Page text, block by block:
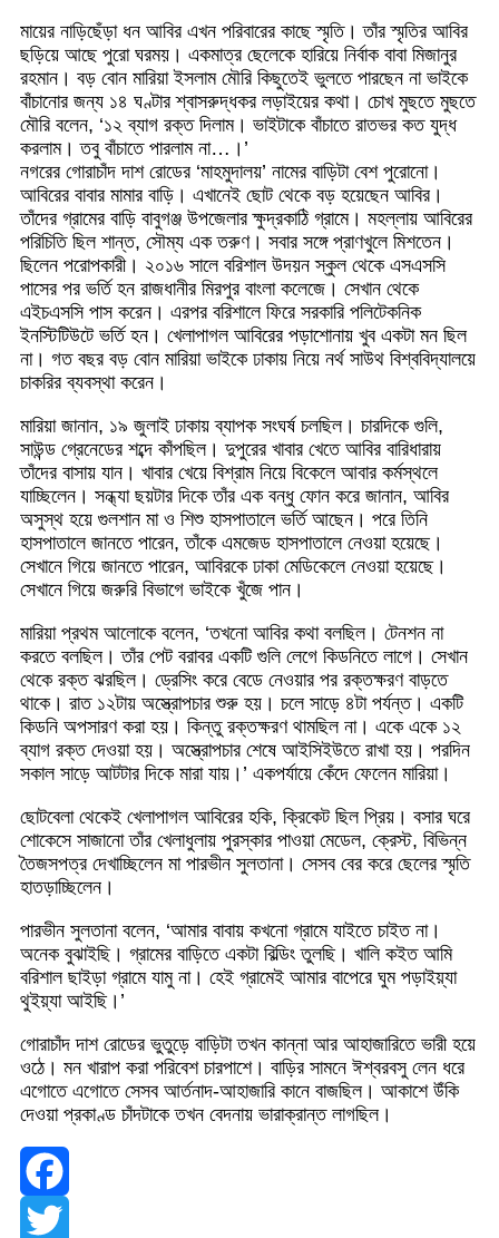
মায়ের নাড়িছেঁড়া ধন আবির এখন পরিবারের কাছে স্মৃতি। তাঁর স্মৃতির আবির
ছড়িয়ে আছে পুরো ঘরময়। একমাত্র ছেলেকে হারিয়ে নির্বাক বাবা মিজানুর
রহমান। বড় বোন মারিয়া ইসলাম মৌরি কিছুতেই ভুলতে পারছেন না ভাইকে
বাঁচানোর জন্য ১৪ ঘণ্টার শ্বাসরুদ্ধকর লড়াইয়ের কথা। চোখ মুছতে মুছতে
মৌরি বলেন, ‘১২ ব্যাগ রক্ত দিলাম। ভাইটাকে বাঁচাতে রাতভর কত যুদ্ধ
করলাম। তবু বাঁচাতে পারলাম না…।’
নগরের গোরাচাঁদ দাশ রোডের ‘মাহমুদালয়’ নামের বাড়িটা বেশ পুরোনো।
আবিরের বাবার মামার বাড়ি। এখানেই ছোট থেকে বড় হয়েছেন আবির।
তাঁদের গ্রামের বাড়ি বাবুগঞ্জ উপজেলার ক্ষুদ্রকাঠি গ্রামে। মহল্লায় আবিরের
পরিচিতি ছিল শান্ত, সৌম্য এক তরুণ। সবার সঙ্গে প্রাণখুলে মিশতেন।
ছিলেন পরোপকারী। ২০১৬ সালে বরিশাল উদয়ন স্কুল থেকে এসএসসি
পাসের পর ভর্তি হন রাজধানীর মিরপুর বাংলা কলেজে। সেখান থেকে
এইচএসসি পাস করেন। এরপর বরিশালে ফিরে সরকারি পলিটেকনিক
ইনস্টিটিউটে ভর্তি হন। খেলাপাগল আবিরের পড়াশোনায় খুব একটা মন ছিল
না। গত বছর বড় বোন মারিয়া ভাইকে ঢাকায় নিয়ে নর্থ সাউথ বিশ্ববিদ্যালয়ে
চাকরির ব্যবস্থা করেন।
মারিয়া জানান, ১৯ জুলাই ঢাকায় ব্যাপক সংঘর্ষ চলছিল। চারদিকে গুলি,
সাউন্ড গ্রেনেডের শব্দে কাঁপছিল। দুপুরের খাবার খেতে আবির বারিধারায়
তাঁদের বাসায় যান। খাবার খেয়ে বিশ্রাম নিয়ে বিকেলে আবার কর্মস্থলে
যাচ্ছিলেন। সন্ধ্যা ছয়টার দিকে তাঁর এক বন্ধু ফোন করে জানান, আবির
অসুস্থ হয়ে গুলশান মা ও শিশু হাসপাতালে ভর্তি আছেন। পরে তিনি
হাসপাতালে জানতে পারেন, তাঁকে এমজেড হাসপাতালে নেওয়া হয়েছে।
সেখানে গিয়ে জানতে পারেন, আবিরকে ঢাকা মেডিকেলে নেওয়া হয়েছে।
সেখানে গিয়ে জরুরি বিভাগে ভাইকে খুঁজে পান।
মারিয়া প্রথম আলোকে বলেন, ‘তখনো আবির কথা বলছিল। টেনশন না
করতে বলছিল। তাঁর পেট বরাবর একটি গুলি লেগে কিডনিতে লাগে। সেখান
থেকে রক্ত ঝরছিল। ড্রেসিং করে বেডে নেওয়ার পর রক্তক্ষরণ বাড়তে
থাকে। রাত ১২টায় অস্ত্রোপচার শুরু হয়। চলে সাড়ে ৪টা পর্যন্ত। একটি
কিডনি অপসারণ করা হয়। কিন্তু রক্তক্ষরণ থামছিল না। একে একে ১২
ব্যাগ রক্ত দেওয়া হয়। অস্ত্রোপচার শেষে আইসিইউতে রাখা হয়। পরদিন
সকাল সাড়ে আটটার দিকে মারা যায়।’ একপর্যায়ে কেঁদে ফেলেন মারিয়া।
ছোটবেলা থেকেই খেলাপাগল আবিরের হকি, ক্রিকেট ছিল প্রিয়। বসার ঘরে
শোকেসে সাজানো তাঁর খেলাধুলায় পুরস্কার পাওয়া মেডেল, ক্রেস্ট, বিভিন্ন
তৈজসপত্র দেখাচ্ছিলেন মা পারভীন সুলতানা। সেসব বের করে ছেলের স্মৃতি
হাতড়াচ্ছিলেন।
পারভীন সুলতানা বলেন, ‘আমার বাবায় কখনো গ্রামে যাইতে চাইত না।
অনেক বুঝাইছি। গ্রামের বাড়িতে একটা বিল্ডিং তুলছি। খালি কইত আমি
বরিশাল ছাইড়া গ্রামে যামু না। হেই গ্রামেই আমার বাপেরে ঘুম পড়াইয়্যা
থুইয়্যা আইছি।’
গোরাচাঁদ দাশ রোডের ভুতুড়ে বাড়িটা তখন কান্না আর আহাজারিতে ভারী হয়ে
ওঠে। মন খারাপ করা পরিবেশ চারপাশে। বাড়ির সামনে ঈশ্বরবসু লেন ধরে
এগোতে এগোতে সেসব আর্তনাদ-আহাজারি কানে বাজছিল। আকাশে উঁকি
দেওয়া প্রকাণ্ড চাঁদটাকে তখন বেদনায় ভারাক্রান্ত লাগছিল।
Facebook